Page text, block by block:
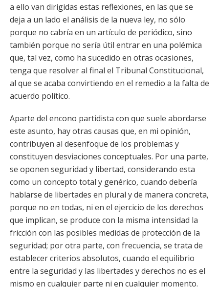
a ello van dirigidas estas reflexiones, en las que se
deja a un lado el análisis de la nueva ley, no sólo
porque no cabría en un artículo de periódico, sino
también porque no sería útil entrar en una polémica
que, tal vez, como ha sucedido en otras ocasiones,
tenga que resolver al final el Tribunal Constitucional,
al que se acaba convirtiendo en el remedio a la falta de
acuerdo político.
Aparte del encono partidista con que suele abordarse
este asunto, hay otras causas que, en mi opinión,
contribuyen al desenfoque de los problemas y
constituyen desviaciones conceptuales. Por una parte,
se oponen seguridad y libertad, considerando esta
como un concepto total y genérico, cuando debería
hablarse de libertades en plural y de manera concreta,
porque no en todas, ni en el ejercicio de los derechos
que implican, se produce con la misma intensidad la
fricción con las posibles medidas de protección de la
seguridad; por otra parte, con frecuencia, se trata de
establecer criterios absolutos, cuando el equilibrio
entre la seguridad y las libertades y derechos no es el
mismo en cualquier parte ni en cualquier momento.